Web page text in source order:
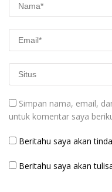
Simpan nama, email,
untuk komentar saya
Beritahu saya akan
Beritahu saya akan